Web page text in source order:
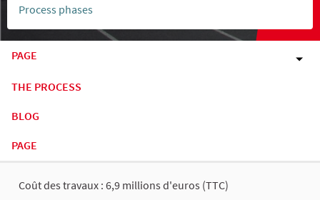
Process phases
PAGE
THE PROCESS
BLOG
PAGE
Coût des travaux : 6,9 millions d'euros (TTC)